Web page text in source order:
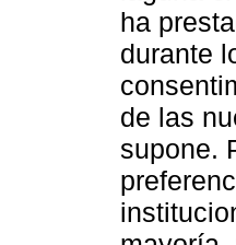
ha
durante
de las
supone.